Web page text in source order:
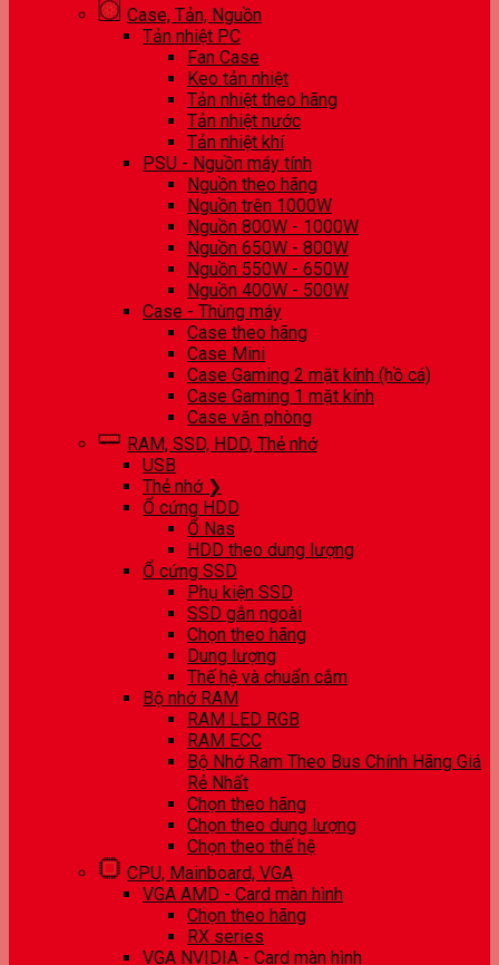
Case, Tản, Nguồn
Tản nhiệt PC
Fan Case
Keo tản nhiệt
Tản nhiệt theo hãng
Tản nhiệt nước
Tản nhiệt khí
PSU - Nguồn máy tính
Nguồn theo hãng
Nguồn trên 1000W
Nguồn 800W - 1000W
Nguồn 650W - 800W
Nguồn 550W - 650W
Nguồn 400W - 500W
Case - Thùng máy
Case theo hãng
Case Mini
Case Gaming 2 mặt kính (hồ cá)
Case Gaming 1 mặt kính
Case văn phòng
RAM, SSD, HDD, Thẻ nhớ
USB
Thẻ nhớ ❯
Ổ cứng HDD
Ổ Nas
HDD theo dung lượng
Ổ cứng SSD
Phụ kiện SSD
SSD gắn ngoài
Chọn theo hãng
Dung lượng
Thế hệ và chuẩn cắm
Bộ nhớ RAM
RAM LED RGB
RAM ECC
Bộ Nhớ Ram Theo Bus Chính Hãng Giá
Rẻ Nhất
Chọn theo hãng
Chọn theo dung lượng
Chọn theo thế hệ
CPU, Mainboard, VGA
VGA AMD - Card màn hình
Chọn theo hãng
RX series
VGA NVIDIA - Card màn hình